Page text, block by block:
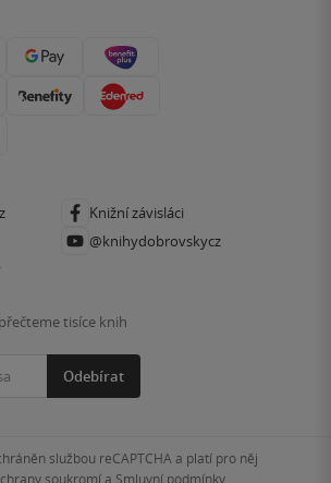
Knižní závisláci
@knihydobrovskycz
tisíce knih
Odebírat
službou reCAPTCHA a platí pro něj
soukromía Smluvní podmínky